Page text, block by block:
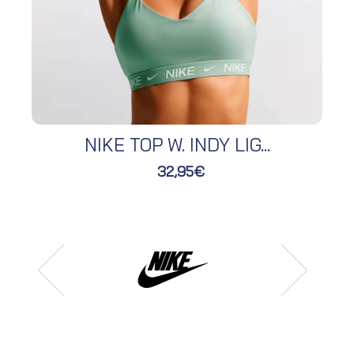
NIKE TOP W. INDY LIG...
32,95€